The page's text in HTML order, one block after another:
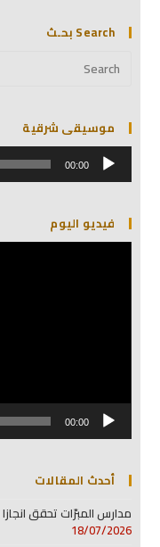
Search بحـث
موسيقى شرقية
مشغل
الصوت 00:00
فيديو اليوم
مشغل
00:00
أحدث المقالات
مدارس المبرّات تحقق
18/07/2026